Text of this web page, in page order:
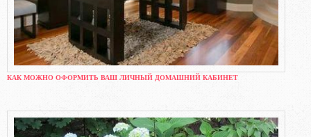
КАК МОЖНО ОФОРМИТЬ ВАШ ЛИЧНЫЙ ДОМАШНИЙ КАБИНЕТ